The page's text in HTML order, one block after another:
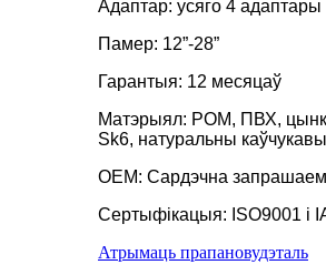
Адаптар: усяго 4 адаптары
Памер: 12”-28”
Гарантыя: 12 месяцаў
Матэрыял: POM, ПВХ,
Sk6, натуральны
OEM: Сардэчна запрашаем
Сертыфікацыя: ISO9001 і
Атрымаць прапановудэталь